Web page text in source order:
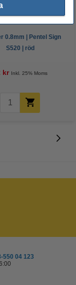
0.8mm | Pentel Sign
S520 | röd
kr Inkl. 25% Moms
550 04 123